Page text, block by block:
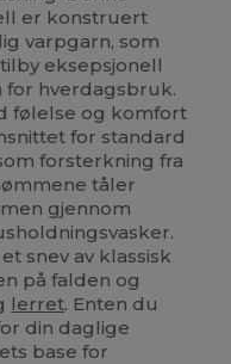
er konstruert
varpgarn, som
eksepsjonell
for hverdagsbruk.
følelse og komfort
for standard
forsterkning fra
tåler
gjennom
snev av klassisk
på falden og
lerret. Enten du
din daglige
base for